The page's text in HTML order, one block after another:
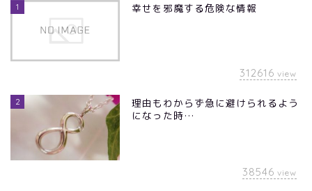
1 幸せを邪魔する危険な情報
312616 view
2
理由もわからず急に避けられるよう
になった時…
38546 view